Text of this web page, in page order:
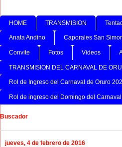
HOME TRANSMISION
Anata Andino Caporales San
Convite Fotos Videos
TRANSMISION DEL CARNAVAL DE
Rol de Ingreso del Carnaval de Oruro
Rol de ingreso del Domingo del
Buscador
jueves, 4 de febrero de 2016